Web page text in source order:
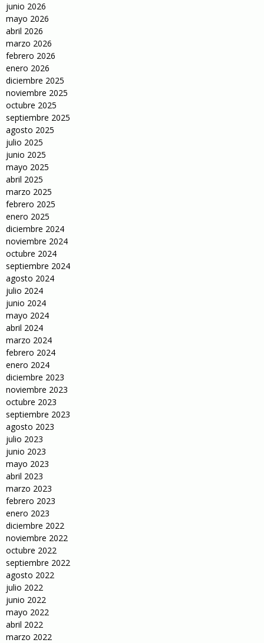
junio 2026
mayo 2026
abril 2026
marzo 2026
febrero 2026
enero 2026
diciembre 2025
noviembre 2025
octubre 2025
septiembre 2025
agosto 2025
julio 2025
junio 2025
mayo 2025
abril 2025
marzo 2025
febrero 2025
enero 2025
diciembre 2024
noviembre 2024
octubre 2024
septiembre 2024
agosto 2024
julio 2024
junio 2024
mayo 2024
abril 2024
marzo 2024
febrero 2024
enero 2024
diciembre 2023
noviembre 2023
octubre 2023
septiembre 2023
agosto 2023
julio 2023
junio 2023
mayo 2023
abril 2023
marzo 2023
febrero 2023
enero 2023
diciembre 2022
noviembre 2022
octubre 2022
septiembre 2022
agosto 2022
julio 2022
junio 2022
mayo 2022
abril 2022
marzo 2022